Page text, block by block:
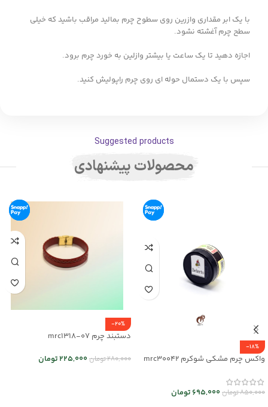
با یک ابر مقداری وازرین روی سطوح چرم بمالید مراقب باشید که خیلی
سطح چرم آغشته نشود.
اجازه دهید تا یک ساعت یا بیشتر وازلین به خورد چرم برود.
سپس با یک دستمال حوله ای روی چرم راپولیش کنید.
Suggested products
محصولات پیشنهادی
-18%
واکس چرم مشکی شوکرم mrc30042
850,000تومان695,000 تومان
-20%
دستبند چرم mrc1318-07
280,000تومان225,000تومان